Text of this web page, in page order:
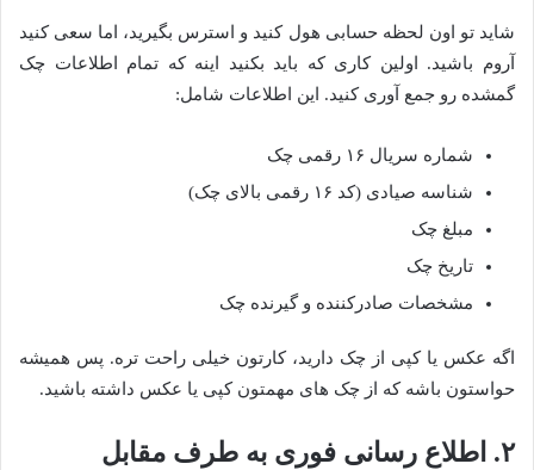
شاید تو اون لحظه حسابی هول کنید و استرس بگیرید، اما سعی کنید
آروم باشید. اولین کاری که باید بکنید اینه که تمام اطلاعات چک
گمشده رو جمع آوری کنید. این اطلاعات شامل:
شماره سریال ۱۶ رقمی چک
شناسه صیادی (کد ۱۶ رقمی بالای چک)
مبلغ چک
تاریخ چک
مشخصات صادرکننده و گیرنده چک
اگه عکس یا کپی از چک دارید، کارتون خیلی راحت تره. پس همیشه
حواستون باشه که از چک های مهمتون کپی یا عکس داشته باشید.
۲. اطلاع رسانی فوری به طرف مقابل